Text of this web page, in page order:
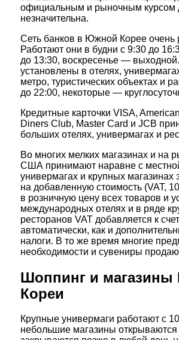
официальным и рыночным курсом
незначительна.
Сеть банков в Южной Корее очень
Работают они в будни с 9:30 до
до 13:30, воскресенье —
установлены в отелях,
метро, туристических объектах и
до 22:00, некоторые —
Кредитные карточки VISA,
Diners Club, Master Card и JCB
больших отелях, универмагах и
Во многих мелких магазинах и на
США принимают наравне с
универмагах и крупных магазинах
на добавленную стоимость (VAT,
в розничную цену всех товаров и
международных отелях и в ряде
ресторанов VAT добавляется к
автоматически, как и
налоги. В то же время многие
необходимости и сувениры
Шоппинг и
Кореи
Крупные универмаги работают с
небольшие магазины